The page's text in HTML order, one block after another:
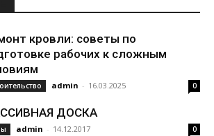
кровли: советы по
рабочих к сложным
admin - 16.03.2025 0
ДОСКА
admin - 14.12.2017 0